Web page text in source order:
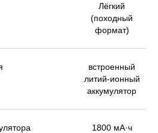
Лёгкий
(походный
формат)
встроенный
литий-ионный
аккумулятор
1800 мА·ч